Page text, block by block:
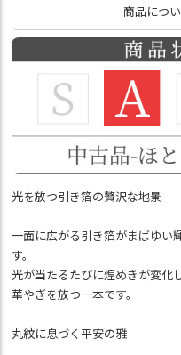
商品につ
光を放つ引き箔の贅沢な地景
一面に広がる引き箔がまばゆい
す。
光が当たるたびに煌めきが変化
華やぎを放つ一本です。
丸紋に息づく平安の雅